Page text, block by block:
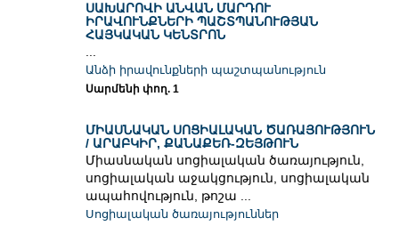
ՍԱԽԱՐՈՎԻ ԱՆՎԱՆ ՄԱՐԴՈՒ
ԻՐԱՎՈՒՆՔՆԵՐԻ ՊԱՇՏՊԱՆՈՒԹՅԱՆ
ՀԱՅԿԱԿԱՆ ԿԵՆՏՐՈՆ
Անձի իրավունքների պաշտպանություն
Սարմենի փող. 1
ՄԻԱՍՆԱԿԱՆ ՍՈՑԻԱԼԱԿԱՆ ԾԱՌԱՅՈՒԹՅՈՒՆ
/ ԱՐԱԲԿԻՐ, ՔԱՆԱՔԵՌ-ԶԵՅԹՈՒՆ
Միասնական սոցիալական ծառայություն,
սոցիալական աջակցություն, սոցիալական
ապահովություն, թոշա ...
Սոցիալական ծառայություններ